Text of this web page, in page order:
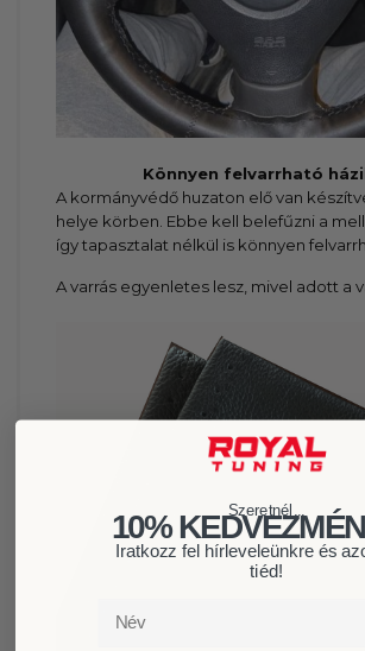
Könnyen felvarrható
A kormányvédő huzaton elő van
helye körben. Ebbe kell belefűzni a
így tapasztalat nélkül is könnyen
A varrás egyenletes lesz, mivel adott a
Szeretnél...
10%
Iratkozz fel hírleveleünkre és
tiéd!
Név